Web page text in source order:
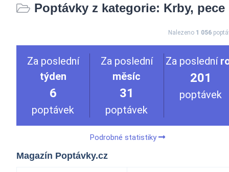
Poptávky z kategorie: Krby, pece
Nalezeno 1 056
Za poslední
týden
6
poptávek
Za poslední
měsíc
31
poptávek
Za poslední
201
poptávek
Podrobné statistiky
Magazín Poptávky.cz